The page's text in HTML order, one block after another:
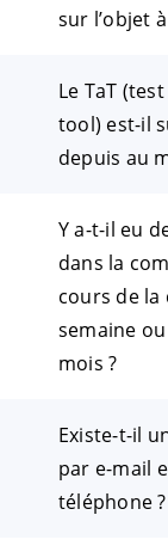
sur l’objet
Le TaT
tool) est-il
depuis au
Y a-t-il eu
dans la
cours de
semaine
mois ?
Existe-t-il
par e-mail
téléphone ?